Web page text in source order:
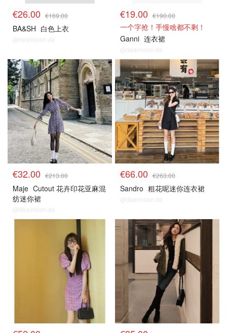
€26.00 €169.00
BA&SH 白色上衣
@dealmoon.de
€19.00 €190.00
一个字抢！手慢啥都不剩！
Ganni 连衣裙
@dealmoon.de
€32.00 €213.00
Maje Cutout 花卉印花亚麻混
纺迷你裙
@dealmoon.de
€66.00 €263.00
Sandro 粗花呢迷你连衣裙
@dealmoon.de